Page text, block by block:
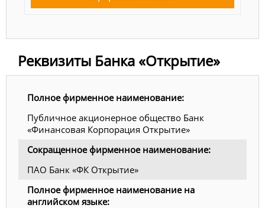
Реквизиты Банка «Открытие»
Полное фирменное наименование:
Публичное акционерное общество Банк
«Финансовая Корпорация Открытие»
Сокращенное фирменное наименование:
ПАО Банк «ФК Открытие»
Полное фирменное наименование на
английском языке: